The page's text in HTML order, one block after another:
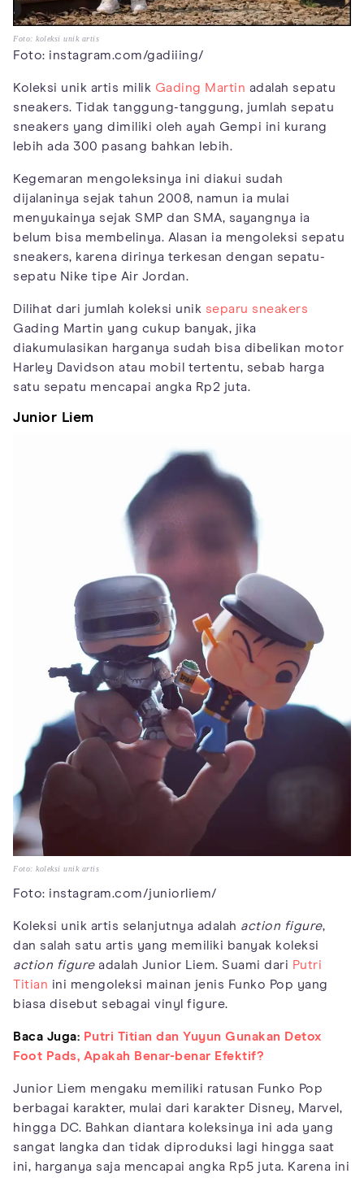
Foto: koleksi unik artis
Foto: instagram.com/gadiiing/
Koleksi unik artis milik Gading Martin adalah sepatu
sneakers. Tidak tanggung-tanggung, jumlah sepatu
sneakers yang dimiliki oleh ayah Gempi ini kurang
lebih ada 300 pasang bahkan lebih.
Kegemaran mengoleksinya ini diakui sudah
dijalaninya sejak tahun 2008, namun ia mulai
menyukainya sejak SMP dan SMA, sayangnya ia
belum bisa membelinya. Alasan ia mengoleksi sepatu
sneakers, karena dirinya terkesan dengan sepatu-
sepatu Nike tipe Air Jordan.
Dilihat dari jumlah koleksi unik separu sneakers
Gading Martin yang cukup banyak, jika
diakumulasikan harganya sudah bisa dibelikan motor
Harley Davidson atau mobil tertentu, sebab harga
satu sepatu mencapai angka Rp2 juta.
Junior Liem
Foto: koleksi unik artis
Foto: instagram.com/juniorliem/
Koleksi unik artis selanjutnya adalah action figure,
dan salah satu artis yang memiliki banyak koleksi
action figureadalah Junior Liem. Suami dari Putri
Titian ini mengoleksi mainan jenis Funko Pop yang
biasa disebut sebagai vinyl figure.
Baca Juga: Putri Titian dan Yuyun Gunakan Detox
Foot Pads, Apakah Benar-benar Efektif?
Junior Liem mengaku memiliki ratusan Funko Pop
berbagai karakter, mulai dari karakter Disney, Marvel,
hingga DC. Bahkan diantara koleksinya ini ada yang
sangat langka dan tidak diproduksi lagi hingga saat
ini, harganya saja mencapai angka Rp5 juta. Karena ini